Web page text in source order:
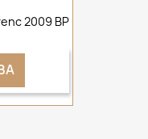
2009 BP